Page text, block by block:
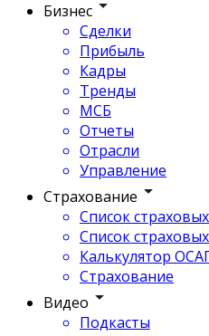
Бизнес
Сделки
Прибыль
Кадры
Тренды
МСБ
Отчеты
Отрасли
Управление
Страхование
Список
Список
Калькулятор
Страхование
Видео
Подкасты